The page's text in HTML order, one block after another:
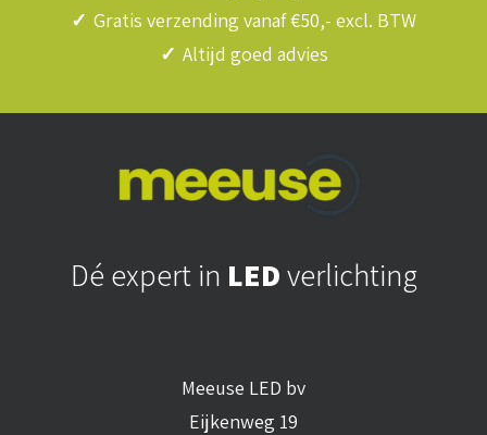
✓ Gratis verzending vanaf €50,- excl. BTW
✓ Altijd goed advies
Dé expert in LEDverlichting
Meeuse LED bv
Eijkenweg 19